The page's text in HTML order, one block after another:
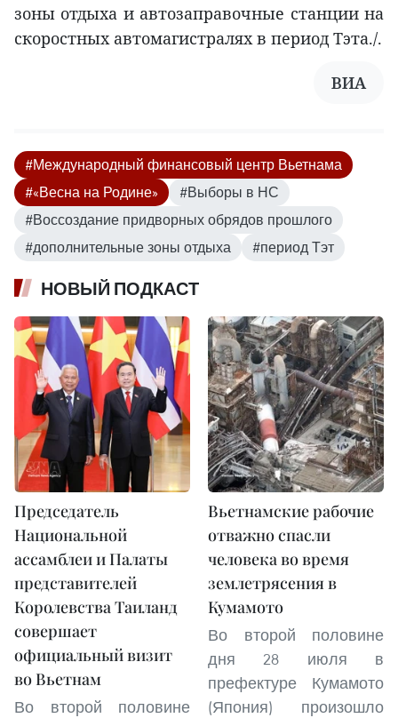
зоны отдыха и автозаправочные станции на
скоростных автомагистралях в период Тэта./.
ВИА
#Международный финансовый центр Вьетнама
#«Весна на Родине»
#Выборы в НС
#Воссоздание придворных обрядов прошлого
#дополнительные зоны отдыха
#период Тэт
НОВЫЙ ПОДКАСТ
Председатель
Национальной
ассамблеи и Палаты
представителей
Королевства Таиланд
совершает
официальный визит
во Вьетнам
Во второй половине
Вьетнамские рабочие
отважно спасли
человека во время
землетрясения в
Кумамото
Во второй половине
дня 28 июля в
префектуре Кумамото
(Япония) произошло